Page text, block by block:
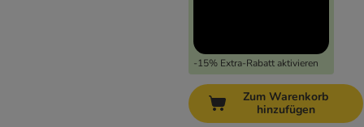
-15% Extra-Rabatt aktivieren
Zum Warenkorb
hinzufügen